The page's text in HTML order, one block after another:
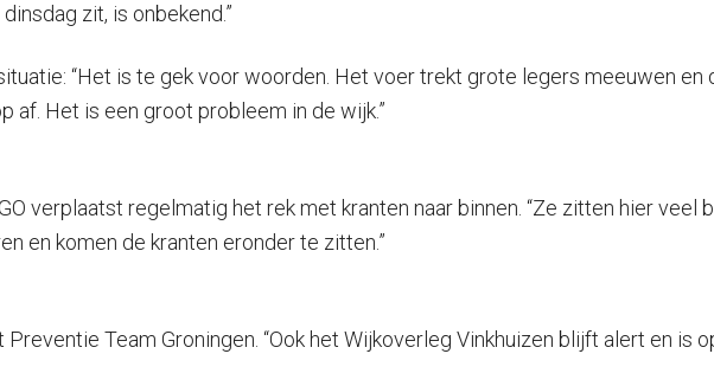
zit, is onbekend.”
“Het is te gek voor woorden. Het voer trekt grote legers meeuwen en
af. Het is een groot probleem in de wijk.”
verplaatst regelmatig het rek met kranten naar binnen. “Ze zitten hier veel
en komen de kranten eronder te zitten.”
Team Groningen. “Ook het Wijkoverleg Vinkhuizen blijft alert en is